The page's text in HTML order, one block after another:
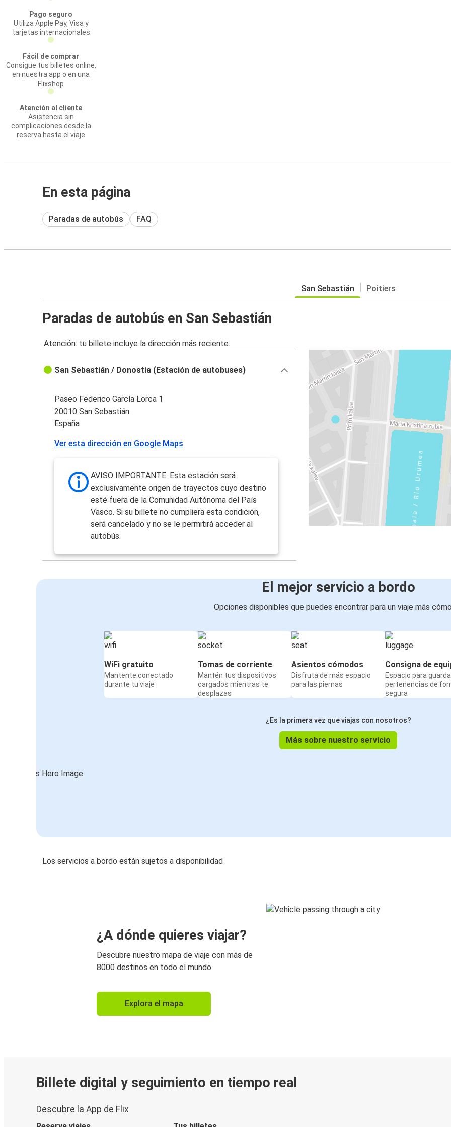
Pago seguro
Utiliza Apple Pay, Visa y
tarjetas internacionales
Fácil de comprar
Consigue tus billetes online,
en nuestra app o en una
Flixshop
Atención al cliente
Asistencia sin
complicaciones desde la
reserva hasta el viaje
En esta página
Paradas de autobús FAQ
San Sebastián Poitiers
Paradas de autobús en San Sebastián
Atención: tu billete incluye la dirección más reciente.
San Sebastián / Donostia (Estación de autobuses)
Paseo Federico García Lorca 1
20010 San Sebastián
España
Ver esta dirección en Google Maps
AVISO IMPORTANTE: Esta estación será
exclusivamente origen de trayectos cuyo destino
esté fuera de la Comunidad Autónoma del País
Vasco. Si su billete no cumpliera esta condición,
será cancelado y no se le permitirá acceder al
autobús.
El mejor servicio a bordo
Opciones disponibles que puedes encontrar para un viaje más
WiFi gratuito
Mantente conectado
durante tu viaje
Tomas de corriente
Mantén tus dispositivos
cargados mientras te
desplazas
Asientos cómodos
Disfruta de más espacio
para las piernas
Consigna de
Espacio para
pertenencias de
segura
¿Es la primera vez que viajas con nosotros?
Más sobre nuestro servicio
Los servicios a bordo están sujetos a disponibilidad
¿A dónde quieres viajar?
Descubre nuestro mapa de viaje con más de
8000 destinos en todo el mundo.
Explora el mapa
Billete digital y seguimiento en tiempo real
Descubre la App de Flix